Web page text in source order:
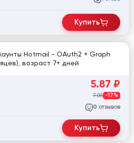
Купить
Hotmail - OAuth2 + Graph
возраст 7+ дней
5.87 ₽
7.05 -17%
0 отзывов
Купить